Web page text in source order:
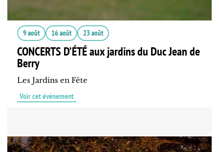
9 août 16 août 23 août
CONCERTS D’ÉTÉ aux jardins du Duc Jean de
Berry
Les Jardins en Fête
Voir cet événement